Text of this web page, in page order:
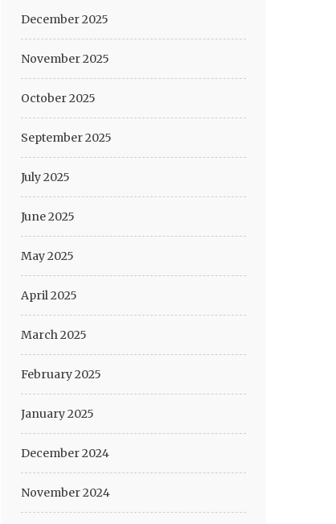
December 2025
November 2025
October 2025
September 2025
July 2025
June 2025
May 2025
April 2025
March 2025
February 2025
January 2025
December 2024
November 2024